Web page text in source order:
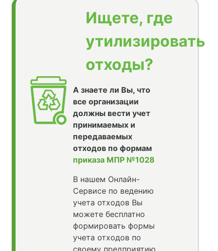
Ищете, где
утилизировать
отходы?
А знаете ли Вы, что
все организации
должны вести учет
принимаемых и
передаваемых
отходов по формам
приказа МПР №1028
В нашем Онлайн-
Сервисе по ведению
учета отходов Вы
можете бесплатно
формировать формы
учета отходов по